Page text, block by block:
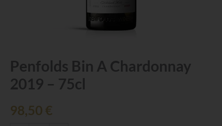
Penfolds Bin A Chardonnay
2019 – 75cl
98,50 €
Quantidade
de
Penfolds
Bin
Chardonnay